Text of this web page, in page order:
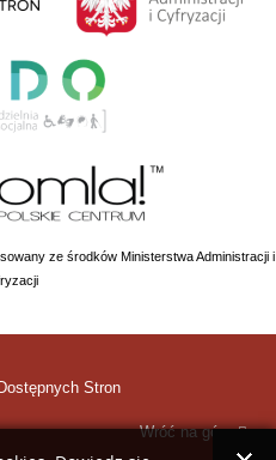
ze środków Ministerstwa Administracji i
Stron
Wróć na górę